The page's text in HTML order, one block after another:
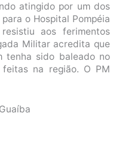
atingido por um dos
o Hospital Pompéia
aos ferimentos
Militar acredita que
tenha sido baleado no
na região. O PM